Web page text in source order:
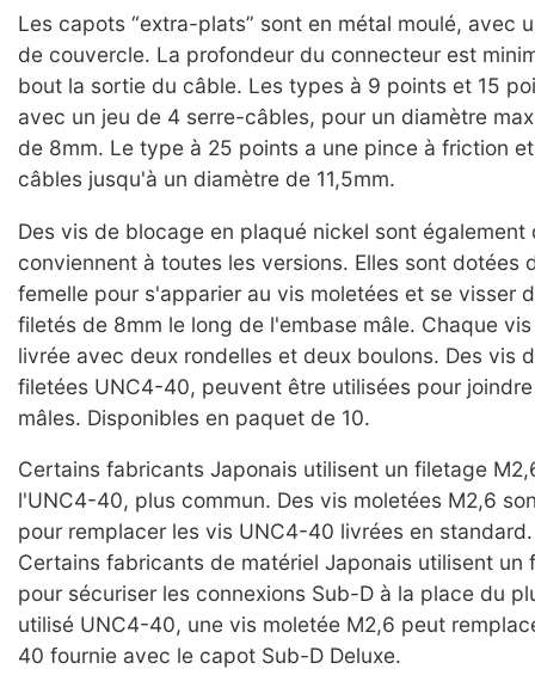
Les capots “extra-plats” sont en métal moulé, avec
de couvercle. La profondeur du connecteur est
bout la sortie du câble. Les types à 9 points et 15
avec un jeu de 4 serre-câbles, pour un diamètre
de 8mm. Le type à 25 points a une pince à friction
câbles jusqu'à un diamètre de 11,5mm.
Des vis de blocage en plaqué nickel sont également
conviennent à toutes les versions. Elles sont dotées
femelle pour s'apparier au vis moletées et se visser
filetés de 8mm le long de l'embase mâle. Chaque
livrée avec deux rondelles et deux boulons. Des vis
filetées UNC4-40, peuvent être utilisées pour
mâles. Disponibles en paquet de 10.
Certains fabricants Japonais utilisent un filetage
l'UNC4-40, plus commun. Des vis moletées M2,6
pour remplacer les vis UNC4-40 livrées en standard.
Certains fabricants de matériel Japonais utilisent un
pour sécuriser les connexions Sub-D à la place du
utilisé UNC4-40, une vis moletée M2,6 peut
40 fournie avec le capot Sub-D Deluxe.